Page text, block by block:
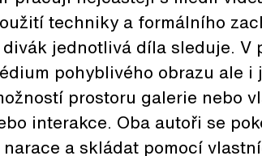
techniky a formálního
jednotlivá díla sleduje. V
pohyblivého obrazu ale i
prostoru galerie nebo
interakce. Oba autoři se
a skládat pomocí